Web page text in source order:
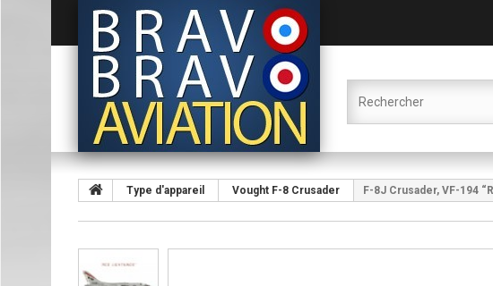
Type d'appareil Vought F-8 Crusader F-8J Crusader, VF-194